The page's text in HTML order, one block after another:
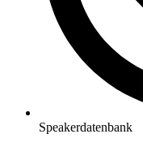
Speakerdatenbank